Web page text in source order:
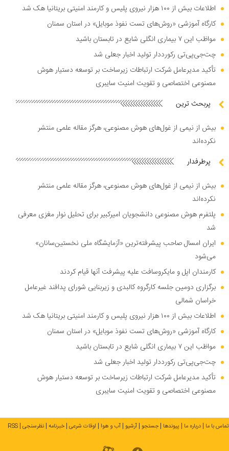
اطلاعات بیش از ۱۰۰ هزار نیروی پلیس و کارمند امنیتی بریتانیا هک شد
کارگاه آموزشی «روش‌های تست نفوذ موبایل» در استان سمنان
مواظب این ۷ بیماری انگلی شایع در تابستان باشید
چت‌جی‌پی‌تی رکورددار تولید اخبار جعلی شد
تأکید مدیرعامل شرکت ارتباطات زیرساخت بر توسعه دستیار هوش
مصنوعی اختصاصی و تقویت امنیت سایبری
پربحث ترین
بیش از نیمی از غول‌های هوش مصنوعی، هرگز مقاله علمی منتشر
نکرده‌اند
پرطرفدار
بیش از نیمی از غول‌های هوش مصنوعی، هرگز مقاله علمی منتشر
نکرده‌اند
پلتفرم هوش مصنوعی دانشجویان امیرکبیر برای تحلیل نوار مغزی معرفی
شد
ایران امسال صاحب پیشرفته‌ترین «آزمایشگاه ملی نخستین‌سانان»
می‌شود
کارمندان اپل و مایکروسافت علیه پیشرفت آنها قیام کردند
برگزاری دومین جلسه کارگروه کالبدی و زیربنایی شورای پدافند غیرعامل
خراسان شمالی
اطلاعات بیش از ۱۰۰ هزار نیروی پلیس و کارمند امنیتی بریتانیا هک شد
کارگاه آموزشی «روش‌های تست نفوذ موبایل» در استان سمنان
مواظب این ۷ بیماری انگلی شایع در تابستان باشید
چت‌جی‌پی‌تی رکورددار تولید اخبار جعلی شد
تأکید مدیرعامل شرکت ارتباطات زیرساخت بر توسعه دستیار هوش
مصنوعی اختصاصی و تقویت امنیت سایبری
تماس با ما درباره ما پیوندها جستجو آرشیو آب و هوا اوقات شرعی خبرنامه نظرسنجی RSS